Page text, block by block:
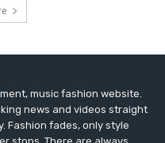
music fashion website.
news and videos straight
Fashion fades, only style